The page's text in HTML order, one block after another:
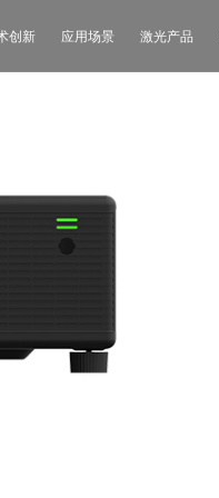
创新 应用场景 激光产品